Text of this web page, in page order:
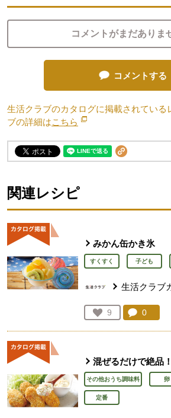
コメントがまだありま
コメントする
生活クラブのカタログに掲載されている
ブの詳細はこちら 別のウィンドウで開き
関連レシピ
みかん缶かき氷
すくすく 子ども
生活クラブ
お気に入り登録：
9
人が登録
コメン
0
混ぜるだけで絶品
その他おうち調味料 卵
定番